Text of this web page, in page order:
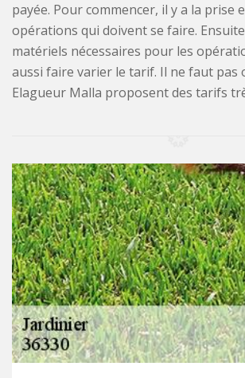
payée. Pour commencer, il y a la prise
opérations qui doivent se faire.
matériels nécessaires pour les
aussi faire varier le tarif. Il ne faut pas
Elagueur Malla proposent des tarifs